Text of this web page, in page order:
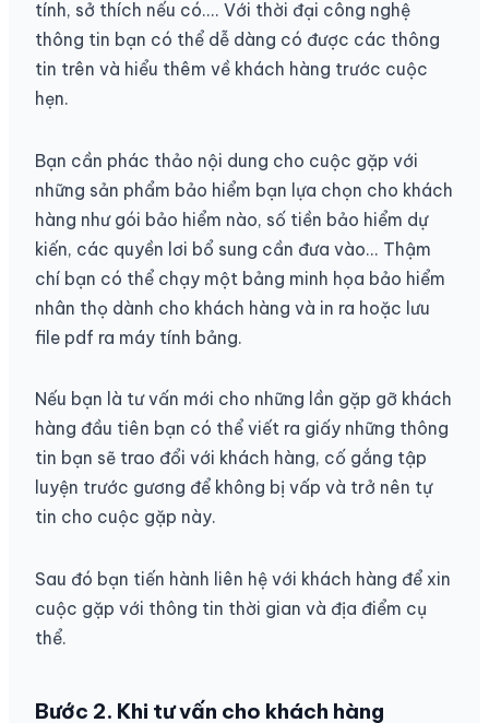
tính, sở thích nếu có.... Với thời đại công nghệ
thông tin bạn có thể dễ dàng có được các thông
tin trên và hiểu thêm về khách hàng trước cuộc
hẹn.
Bạn cần phác thảo nội dung cho cuộc gặp với
những sản phẩm bảo hiểm bạn lựa chọn cho khách
hàng như gói bảo hiểm nào, số tiền bảo hiểm dự
kiến, các quyền lơi bổ sung cần đưa vào... Thậm
chí bạn có thể chạy một bảng minh họa bảo hiểm
nhân thọ dành cho khách hàng và in ra hoặc lưu
file pdf ra máy tính bảng.
Nếu bạn là tư vấn mới cho những lần gặp gỡ khách
hàng đầu tiên bạn có thể viết ra giấy những thông
tin bạn sẽ trao đổi với khách hàng, cố gắng tập
luyện trước gương để không bị vấp và trở nên tự
tin cho cuộc gặp này.
Sau đó bạn tiến hành liên hệ với khách hàng để xin
cuộc gặp với thông tin thời gian và địa điểm cụ
thể.
Bước 2. Khi tư vấn cho khách hàng